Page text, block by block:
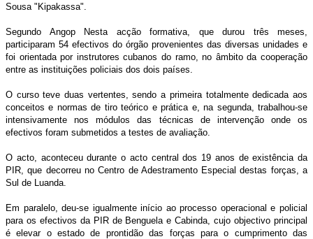
Sousa "Kipakassa".
Segundo Angop Nesta acção formativa, que durou três meses,
participaram 54 efectivos do órgão provenientes das diversas unidades e
foi orientada por instrutores cubanos do ramo, no âmbito da cooperação
entre as instituições policiais dos dois países.
O curso teve duas vertentes, sendo a primeira totalmente dedicada aos
conceitos e normas de tiro teórico e prática e, na segunda, trabalhou-se
intensivamente nos módulos das técnicas de intervenção onde os
efectivos foram submetidos a testes de avaliação.
O acto, aconteceu durante o acto central dos 19 anos de existência da
PIR, que decorreu no Centro de Adestramento Especial destas forças, a
Sul de Luanda.
Em paralelo, deu-se igualmente início ao processo operacional e policial
para os efectivos da PIR de Benguela e Cabinda, cujo objectivo principal
é elevar o estado de prontidão das forças para o cumprimento das